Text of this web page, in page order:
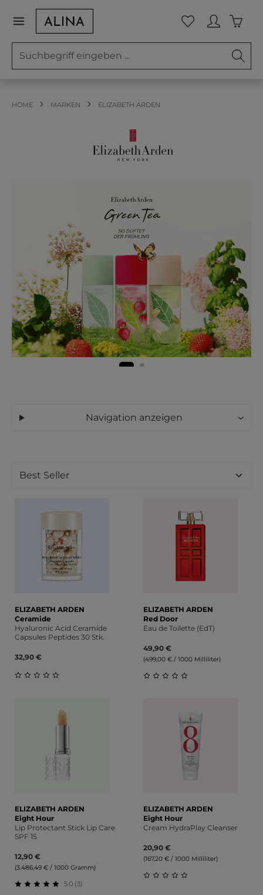
Zum Hauptinhalt springen Du hast 0
HOME MARKEN ELIZABETH ARDEN
Navigation anzeigen
ELIZABETH ARDEN
Ceramide
Hyaluronic Acid Ceramide
Capsules Peptides 30 Stk.
32,90 €
ELIZABETH ARDEN
Red Door
Eau de Toilette (EdT)
49,90 €
(499,00 € / 1000 Milliliter)
ELIZABETH ARDEN
Eight Hour
Lip Protectant Stick Lip Care
SPF 15
12,90 €
(3.486,49 € / 1000 Gramm)
5.0 (3)
ELIZABETH ARDEN
Eight Hour
Cream HydraPlay Cleanser
20,90 €
(167,20 € / 1000 Milliliter)